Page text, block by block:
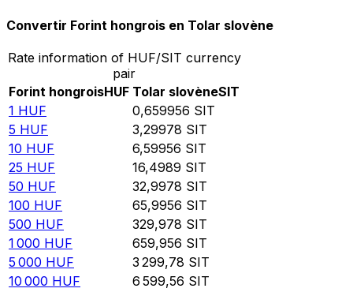
Convertir Forint hongrois en Tolar slovène
Rate information of HUF/SIT currency
pair
Forint hongroisHUF Tolar slovèneSIT
1 HUF 0,659956 SIT
5 HUF 3,29978 SIT
10 HUF 6,59956 SIT
25 HUF 16,4989 SIT
50 HUF 32,9978 SIT
100 HUF 65,9956 SIT
500 HUF 329,978 SIT
1 000 HUF 659,956 SIT
5 000 HUF 3 299,78 SIT
10 000 HUF 6 599,56 SIT